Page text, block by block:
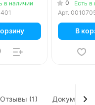
в наличии
0
Есть в
Арт.
В
Отзывы (1) Документы